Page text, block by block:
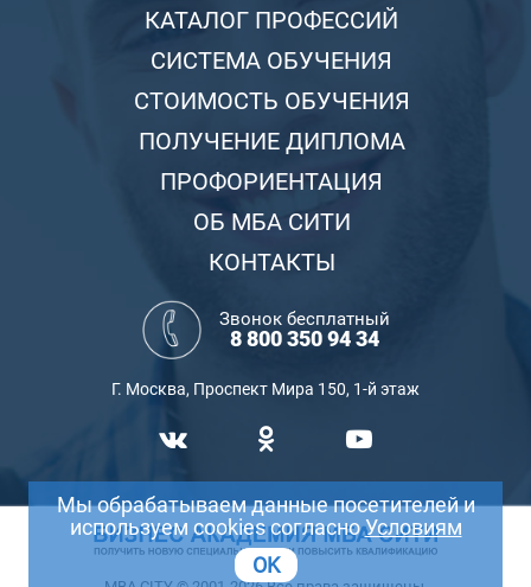
КАТАЛОГ ПРОФЕССИЙ
СИСТЕМА ОБУЧЕНИЯ
СТОИМОСТЬ ОБУЧЕНИЯ
ПОЛУЧЕНИЕ ДИПЛОМА
ПРОФОРИЕНТАЦИЯ
ОБ МБА СИТИ
КОНТАКТЫ
Звонок бесплатный
8 800 350 94 34
Г. Москва, Проспект Мира 150, 1-й этаж
Мы обрабатываем данные посетителей и
используем cookies согласноУсловиям
OK